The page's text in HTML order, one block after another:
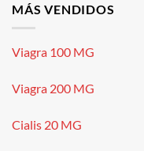
MÁS VENDIDOS
Viagra 100 MG
Viagra 200 MG
Cialis 20 MG